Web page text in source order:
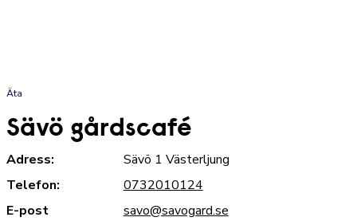
Äta
Sävö gårdscafé
Adress:
Sävö 1 Västerljung
Telefon:
0732010124
E-post
savo@savogard.se